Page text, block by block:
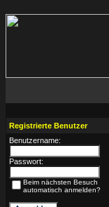
Registrierte Benutzer
Benutzername:
Passwort:
Beim nächsten Besuch
automatisch anmelden?